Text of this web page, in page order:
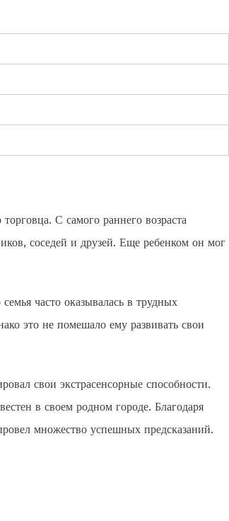
С самого раннего возраста
соседей и друзей. Еще ребенком он мог
часто оказывалась в трудных
это не помешало ему развивать свои
свои экстрасенсорные способности.
в своем родном городе. Благодаря
множество успешных предсказаний.